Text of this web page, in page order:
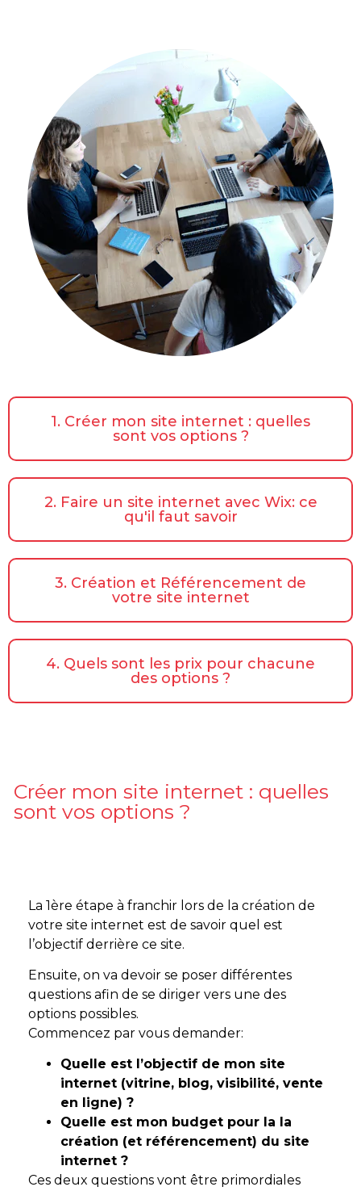
1. Créer mon site internet : quelles
sont vos options ?
2. Faire un site internet avec Wix: ce
qu'il faut savoir
3. Création et Référencement de
votre site internet
4. Quels sont les prix pour chacune
des options ?
Créer mon site internet : quelles
sont vos options ?
La 1ère étape à franchir lors de la création de
votre site internet est de savoir quel est
l’objectif derrière ce site.
Ensuite, on va devoir se poser différentes
questions afin de se diriger vers une des
options possibles.
Commencez par vous demander:
Quelle est l’objectif de mon site
internet (vitrine, blog, visibilité, vente
en ligne) ?
Quelle est mon budget pour la la
création (et référencement) du site
internet ?
Ces deux questions vont être primordiales